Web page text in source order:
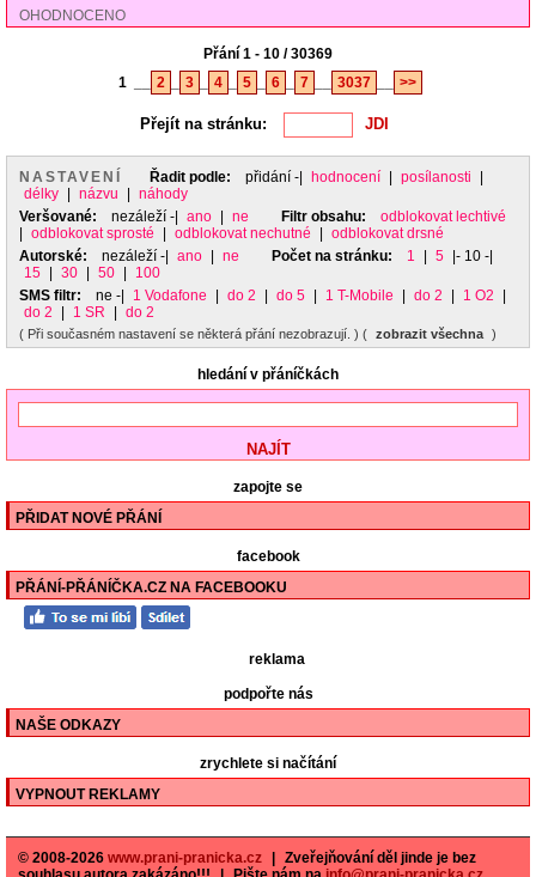
OHODNOCENO
Přání 1 - 10 / 30369
1
2 3 4 5 6 7 3037 >>
Přejít na stránku:
NASTAVENÍ Řadit podle: přidání -| hodnocení posílanosti
délky
názvu
náhody
Veršované:
nezáleží -| ano ne Filtr obsahu:
odblokovat lechtivé
odblokovat sprosté odblokovat nechutné
odblokovat drsné
Autorské:
nezáleží -| ano ne Počet na stránku: 1 5
|- 10 -|
15
30 50
100
SMS filtr:
ne -| 1 Vodafone do 2 do 5 1 T-Mobile do 2 1 O2
do 2
1 SR do 2
( Při současném nastavení se některá přání nezobrazují. ) ( zobrazit všechna )
hledání v přáníčkách
zapojte se
PŘIDAT NOVÉ PŘÁNÍ
facebook
PŘÁNÍ-PŘÁNÍČKA.CZ NA FACEBOOKU
reklama
podpořte nás
NAŠE ODKAZY
zrychlete si načítání
VYPNOUT REKLAMY
© 2008-2026 www.prani-pranicka.cz
Zveřejňování děl jinde je bez